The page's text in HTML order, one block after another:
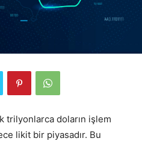
trilyonlarca doların işlem
likit bir piyasadır. Bu